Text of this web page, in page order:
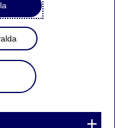
rätt spår